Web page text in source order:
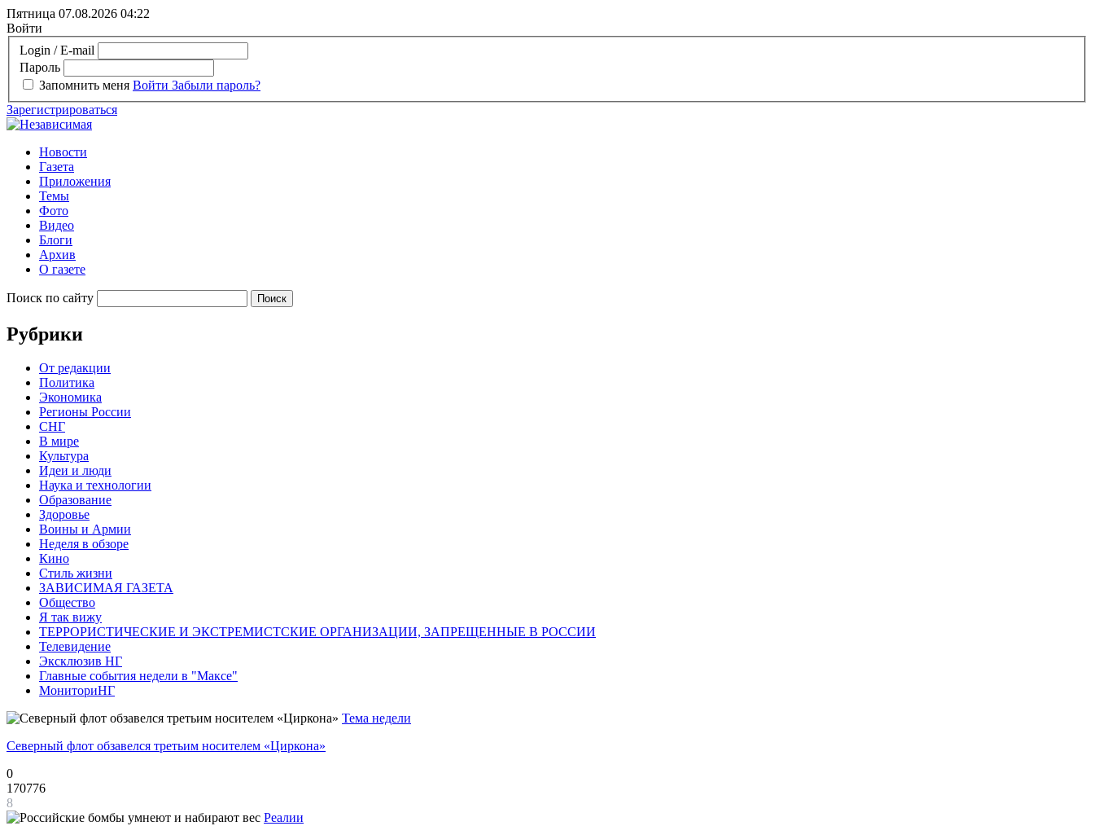
Пятница 07.08.2026 04:22
Войти
Login / E-mail
Пароль
Запомнить меня Войти Забыли пароль?
Зарегистрироваться
Новости
Газета
Приложения
Темы
Фото
Видео
Блоги
Архив
О газете
Поиск по сайту
Рубрики
От редакции
Политика
Экономика
Регионы России
СНГ
В мире
Культура
Идеи и люди
Наука и технологии
Образование
Здоровье
Воины и Армии
Неделя в обзоре
Кино
Стиль жизни
ЗАВИСИМАЯ ГАЗЕТА
Общество
Я так вижу
ТЕРРОРИСТИЧЕСКИЕ И ЭКСТРЕМИСТСКИЕ ОРГАНИЗАЦИИ, ЗАПРЕЩЕННЫЕ В РОССИИ
Телевидение
Эксклюзив НГ
Главные события недели в "Максе"
МониториНГ
Тема недели
Северный флот обзавелся третьим носителем «Циркона»
0
170776
8
Реалии